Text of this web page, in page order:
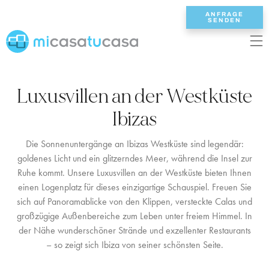
UNSERE VILLEN
2/3 SCHLAFZIMMER
4 SCHLAFZIMMER
5 SCHLAFZIMMER
6+ SCHLAFZIMMER
ANFRAGE
SENDEN
Luxusvillen an der Westküste
Ibizas
Die Sonnenuntergänge an Ibizas Westküste sind legendär:
goldenes Licht und ein glitzerndes Meer, während die Insel zur
Ruhe kommt. Unsere Luxusvillen an der Westküste bieten Ihnen
einen Logenplatz für dieses einzigartige Schauspiel. Freuen Sie
sich auf Panoramablicke von den Klippen, versteckte Calas und
großzügige Außenbereiche zum Leben unter freiem Himmel. In
der Nähe wunderschöner Strände und exzellenter Restaurants
– so zeigt sich Ibiza von seiner schönsten Seite.